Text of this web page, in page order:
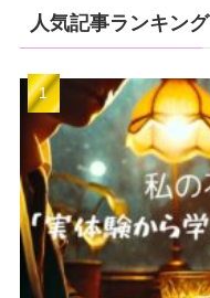
人気記事ランキング